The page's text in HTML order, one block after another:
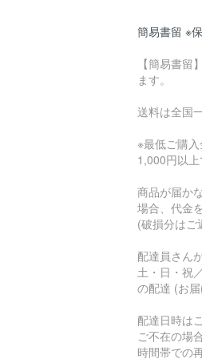
簡易書留 ※
【簡易書留
ます。
送料は全国
※最低ご購
1,000円以上
商品が届か
場合、代金
(破損分はご
配達員さん
土・日・祝
の配達 (お届
配達日時は
ご不在の場
時間帯での